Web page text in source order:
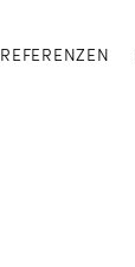
REFERENZEN